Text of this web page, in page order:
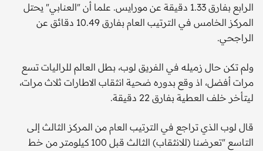
الرابع بفارق 1.33 دقيقة عن مورايس. علما أن "العنابي" يحتل
المركز الخامس في الترتيب العام بفارق 10.49 دقائق عن
الراجحي.
ولم تكن حال زميله في الفريق لوب، بطل العالم للراليات تسع
مرات أفضل، اذ وقع بدوره ضحية انثقاب الاطارات ثلاث مرات،
ليتأخر خلف العطية بفارق 22 دقيقة.
قال لوب الذي تراجع في الترتيب العام من المركز الثالث إلى
التاسع "تعرضنا (للانثقاب) الثالث قبل 100 كيلومتر من خط